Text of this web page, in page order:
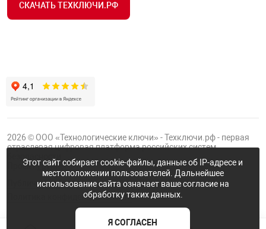
СКАЧАТЬ ТЕХКЛЮЧИ.РФ
2026 © ООО «Технологические ключи» - Техключи.рф - первая
отраслевая цифровая платформа российских систем
ПроектГруппы ФТК
Публичная оферта
Политика конфиденциальности
Этот сайт собирает cookie-файлы, данные об IP-адресе и
местоположении пользователей. Дальнейшее
использование сайта означает ваше согласие на
обработку таких данных.
Я СОГЛАСЕН